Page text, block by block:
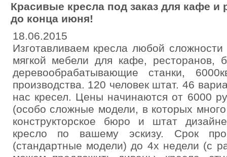
Красивые кресла под заказ для кафе и
до конца июня!
18.06.2015
Изготавливаем кресла любой
мягкой мебели для кафе, ресторанов,
деревообрабатывающие станки,
производства. 120 человек штат. 46
нас кресел. Цены начинаются от 6000
(особо сложные модели, в которых
конструкторское бюро и штат
кресло по вашему эскизу. Срок
(стандартные модели) до 4х недели (с